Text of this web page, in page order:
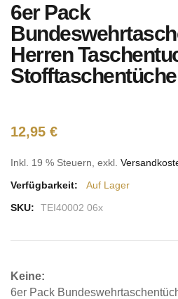
Anfang
der
Bildgalerie
springen
6er Pack
Herren
12,95 €
Inkl. 19 % Steuern exkl.
Verfügbarkeit:
Auf Lager
SKU:
TEI40002 06x
Keine:
6er Pack